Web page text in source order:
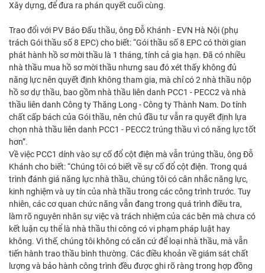
Xây dựng, để đưa ra phán quyết cuối cùng.
Trao đổi với PV Báo Đấu thầu, ông Đỗ Khánh - EVN Hà Nội (phụ
trách Gói thầu số 8 EPC) cho biết: “Gói thầu số 8 EPC có thời gian
phát hành hồ sơ mời thầu là 1 tháng, tính cả gia hạn. Đã có nhiều
nhà thầu mua hồ sơ mời thầu nhưng sau đó xét thấy không đủ
năng lực nên quyết định không tham gia, mà chỉ có 2 nhà thầu nộp
hồ sơ dự thầu, bao gồm nhà thầu liên danh PCC1 - PECC2 và nhà
thầu liên danh Công ty Thăng Long - Công ty Thành Nam. Do tính
chất cấp bách của Gói thầu, nên chủ đầu tư vẫn ra quyết định lựa
chọn nhà thầu liên danh PCC1 - PECC2 trúng thầu vì có năng lực tốt
hơn”.
Về việc PCC1 dính vào sự cố đổ cột điện mà vẫn trúng thầu, ông Đỗ
Khánh cho biết: “Chúng tôi có biết về sự cố đổ cột điện. Trong quá
trình đánh giá năng lực nhà thầu, chúng tôi có cân nhắc năng lực,
kinh nghiệm và uy tín của nhà thầu trong các công trình trước. Tuy
nhiên, các cơ quan chức năng vẫn đang trong quá trình điều tra,
làm rõ nguyên nhân sự việc và trách nhiệm của các bên mà chưa có
kết luận cụ thể là nhà thầu thi công có vi phạm pháp luật hay
không. Vì thế, chúng tôi không có căn cứ để loại nhà thầu, mà vẫn
tiến hành trao thầu bình thường. Các điều khoản về giám sát chất
lượng và bảo hành công trình đều được ghi rõ ràng trong hợp đồng